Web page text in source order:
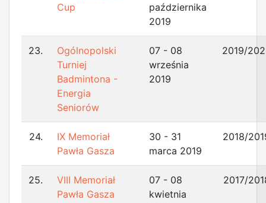
Cup
października
2019
23.
Ogólnopolski
Turniej
Badmintona -
Energia
Seniorów
07 - 08
września
2019
2019/
24.
IX Memoriał
Pawła Gasza
30 - 31
marca 2019
2018/
25.
VIII Memoriał
Pawła Gasza
07 - 08
kwietnia
2017/